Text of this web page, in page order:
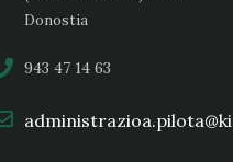
Donostia
943 47 14 63